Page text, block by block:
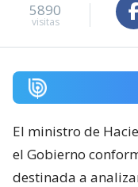
5890
visitas
El ministro de
el Gobierno
destinada a